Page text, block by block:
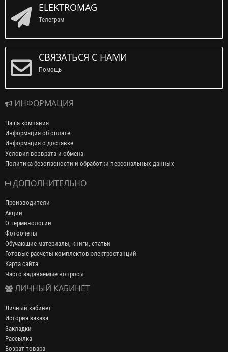
ELEKTROMAG
Телеграм
СВЯЗАТЬСЯ С НАМИ
Помощь
ИНФОРМАЦИЯ
Наша компания
Информация об оплате
Информация о доставке
Условия возврата и обмена
Политика безопасности и обработки персональных данных
ДОПОЛНИТЕЛЬНО
Производители
Акции
О терминологии
Фотоочеты
Обучающие материалы, книги, статьи
Готовые расчеты комплектов электростанций
Карта сайта
Часто задаваемые вопросы
ЛИЧНЫЙ КАБИНЕТ
Личный кабинет
История заказа
Закладки
Рассылка
Возрат товара